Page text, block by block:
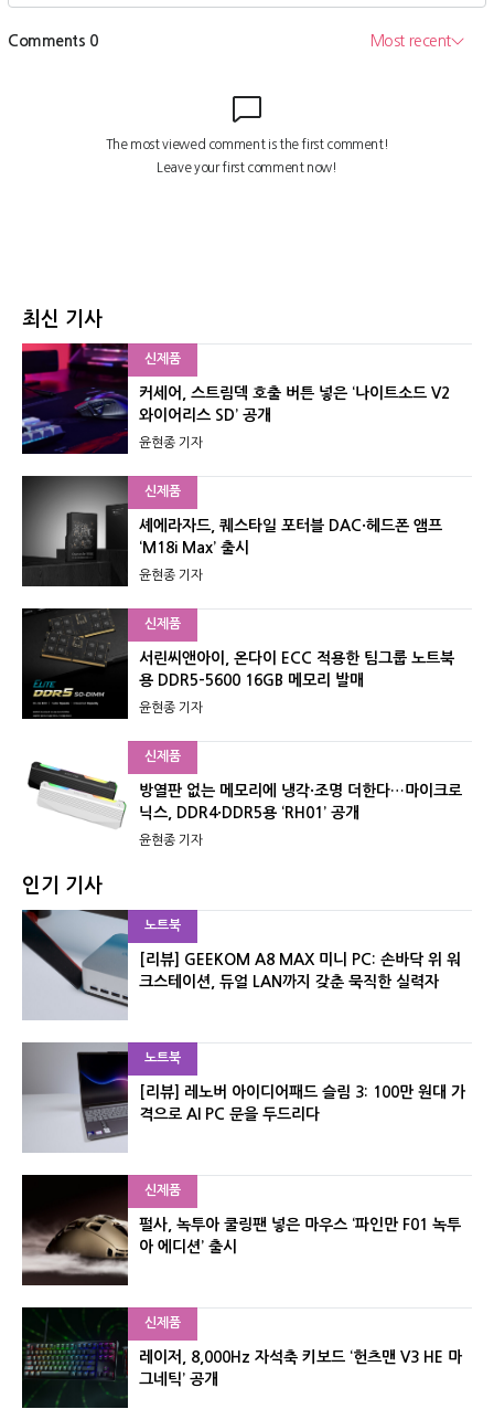
최신 기사
신제품
커세어, 스트림덱 호출 버튼 넣은 ‘나이트소드 V2
와이어리스 SD’ 공개
윤현종 기자
신제품
셰에라자드, 퀘스타일 포터블 DAC·헤드폰 앰프
‘M18i Max’ 출시
윤현종 기자
신제품
서린씨앤아이, 온다이 ECC 적용한 팀그룹 노트북
용 DDR5-5600 16GB 메모리 발매
윤현종 기자
신제품
방열판 없는 메모리에 냉각·조명 더한다…마이크로
닉스, DDR4·DDR5용 ‘RH01’ 공개
윤현종 기자
인기 기사
노트북
[리뷰] GEEKOM A8 MAX 미니 PC: 손바닥 위 워
크스테이션, 듀얼 LAN까지 갖춘 묵직한 실력자
노트북
[리뷰] 레노버 아이디어패드 슬림 3: 100만 원대 가
격으로 AI PC 문을 두드리다
신제품
펄사, 녹투아 쿨링팬 넣은 마우스 ‘파인만 F01 녹투
아 에디션’ 출시
신제품
레이저, 8,000Hz 자석축 키보드 ‘헌츠맨 V3 HE 마
그네틱’ 공개